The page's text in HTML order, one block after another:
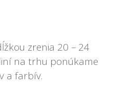
zrenia 20 – 24
na trhu ponúkame
a farbív.